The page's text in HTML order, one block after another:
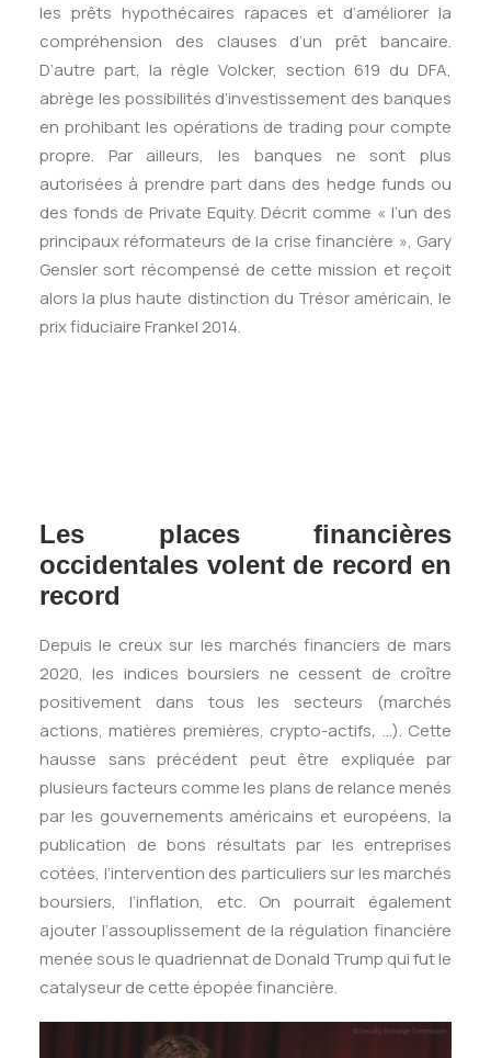
les prêts hypothécaires rapaces et d’améliorer la
compréhension des clauses d’un prêt bancaire.
D’autre part, la règle Volcker, section 619 du DFA,
abrège les possibilités d’investissement des banques
en prohibant les opérations de trading pour compte
propre. Par ailleurs, les banques ne sont plus
autorisées à prendre part dans des hedge funds ou
des fonds de Private Equity. Décrit comme « l’un des
principaux réformateurs de la crise financière », Gary
Gensler sort récompensé de cette mission et reçoit
alors la plus haute distinction du Trésor américain, le
prix fiduciaire Frankel 2014.
Les places financières
occidentales volent de record en
record
Depuis le creux sur les marchés financiers de mars
2020, les indices boursiers ne cessent de croître
positivement dans tous les secteurs (marchés
actions, matières premières, crypto-actifs, …). Cette
hausse sans précédent peut être expliquée par
plusieurs facteurs comme les plans de relance menés
par les gouvernements américains et européens, la
publication de bons résultats par les entreprises
cotées, l’intervention des particuliers sur les marchés
boursiers, l’inflation, etc. On pourrait également
ajouter l’assouplissement de la régulation financière
menée sous le quadriennat de Donald Trump qui fut le
catalyseur de cette épopée financière.